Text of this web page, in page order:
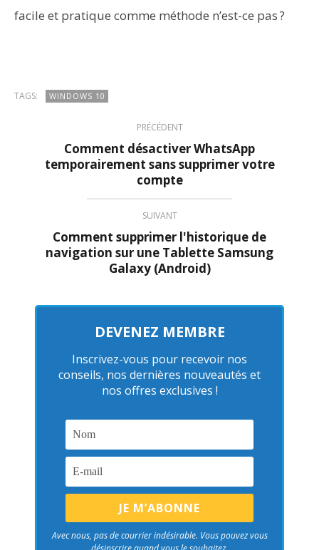
de la marque
facile et pratique comme méthode n’est-ce pas ?
TAGS: WINDOWS 10
PRÉCÉDENT
Comment désactiver WhatsApp
temporairement sans supprimer votre
compte
SUIVANT
Comment supprimer l'historique de
navigation sur une Tablette Samsung
Galaxy (Android)
DEVENEZ MEMBRE
Inscrivez-vous pour recevoir nos
conseils, nos dernières nouveautés et
nos offres exclusives !
Avec nous, pas de courrier indésirable. Vous pouvez vous